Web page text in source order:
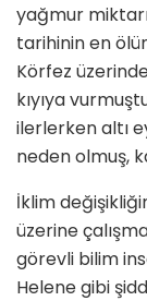
yağmur
tarihinin en
Körfez
kıyıya
ilerlerken altı
neden olmuş,
İklim
üzerine
görevli bilim
Helene gibi